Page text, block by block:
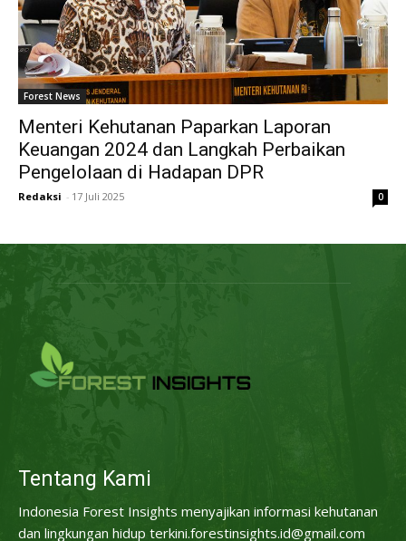
Forest News
Menteri Kehutanan Paparkan Laporan
Keuangan 2024 dan Langkah Perbaikan
Pengelolaan di Hadapan DPR
Redaksi - 17 Juli 2025 0
Tentang Kami
Indonesia Forest Insights menyajikan informasi kehutanan
dan lingkungan hidup terkini.forestinsights.id@gmail.com